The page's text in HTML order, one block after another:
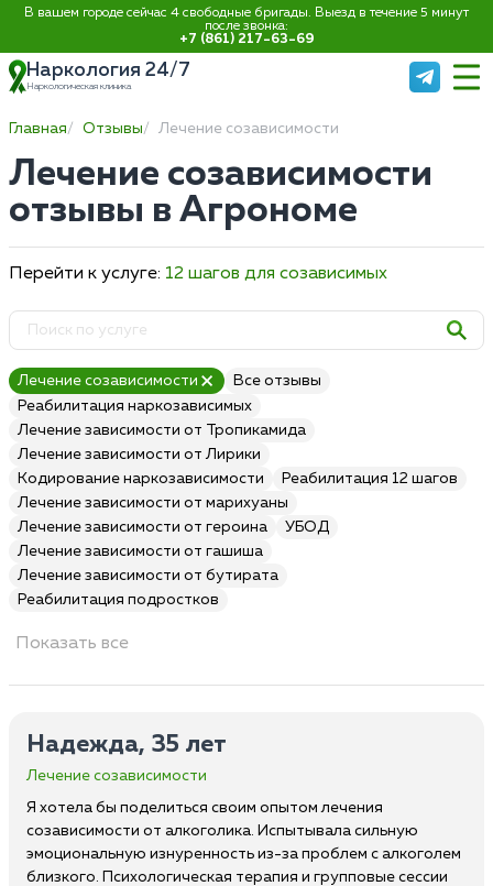
В вашем городе сейчас 4 свободные бригады. Выезд в течение 5 минут
после звонка:
+7 (861) 217-63-69
Наркология 24/7
Наркологическая клиника
Главная Отзывы Лечение созависимости
Лечение созависимости
отзывы в Агрономе
Перейти к услуге: 12 шагов для созависимых
Лечение созависимости
Все отзывы
Реабилитация наркозависимых
Лечение зависимости от Тропикамида
Лечение зависимости от Лирики
Кодирование наркозависимости
Реабилитация 12 шагов
Лечение зависимости от марихуаны
Лечение зависимости от героина
УБОД
Лечение зависимости от гашиша
Лечение зависимости от бутирата
Реабилитация подростков
Показать все
Надежда, 35 лет
Лечение созависимости
Я хотела бы поделиться своим опытом лечения
созависимости от алкоголика. Испытывала сильную
эмоциональную изнуренность из-за проблем с алкоголем
близкого. Психологическая терапия и групповые сессии